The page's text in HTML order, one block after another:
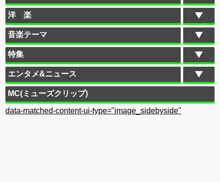
洋 楽
音楽テーマ
特集
エンタメ&ニュース
MC(ミューズクリップ)
data-matched-content-ui-type="image_sidebyside"